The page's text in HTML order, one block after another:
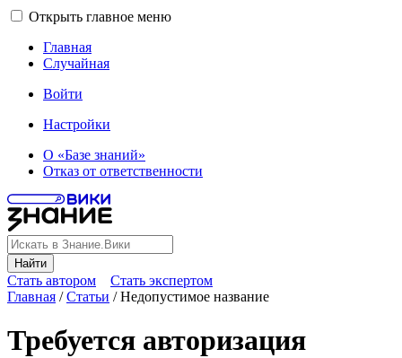
Открыть главное меню
Главная
Случайная
Войти
Настройки
О «Базе знаний»
Отказ от ответственности
Найти
Стать автором Стать экспертом
Главная /Статьи /Недопустимое название
Требуется авторизация